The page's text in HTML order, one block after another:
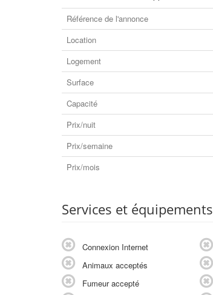
Référence de l'annonce
Location
Logement
Surface
Capacité
Prix/nuit
Prix/semaine
Prix/mois
Services et équipements
Connexion Internet
Animaux acceptés
Fumeur accepté